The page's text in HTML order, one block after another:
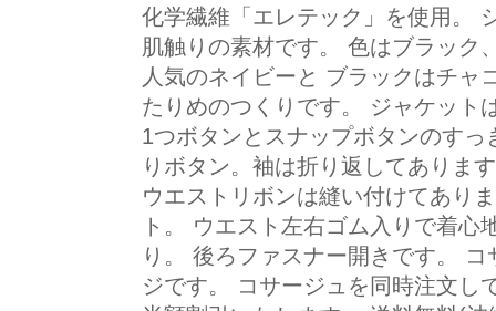
化学繊維「エレテック」を使用。
肌触りの素材です。 色はブラック
人気のネイビーと ブラックはチャ
たりめのつくりです。 ジャケット
1つボタンとスナップボタンのす
りボタン。袖は折り返してありま
ウエストリボンは縫い付けてあり
ト。 ウエスト左右ゴム入りで着心
り。 後ろファスナー開きです。
ジです。 コサージュを同時注文し